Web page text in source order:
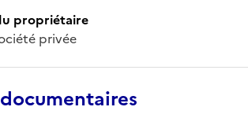
propriétaire
privée